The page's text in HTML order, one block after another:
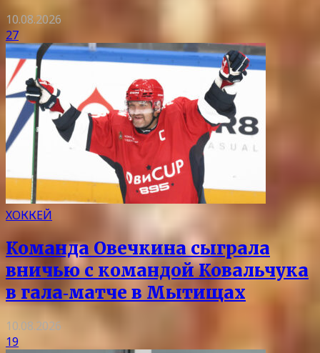
10.08.2026
27
ХОККЕЙ
Команда Овечкина сыграла
вничью с командой Ковальчука
в гала‑матче в Мытищах
10.08.2026
19